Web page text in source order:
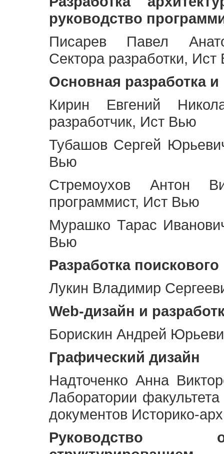
руководство
Писарев Павел
Сектора разработки,
Основная разработка
Кирин Евгений
разработчик, Ист Вью
Тубашов Сергей
Вью
Стремоухов Антон
программист, Ист Вью
Мурашко Тарас
Вью
Разработка
Лукин Владимир
Web-дизайн и
Борискин Андрей
Графический дизайн
Надточенко Анна
Лаборатории
документов Историко-
Руководство